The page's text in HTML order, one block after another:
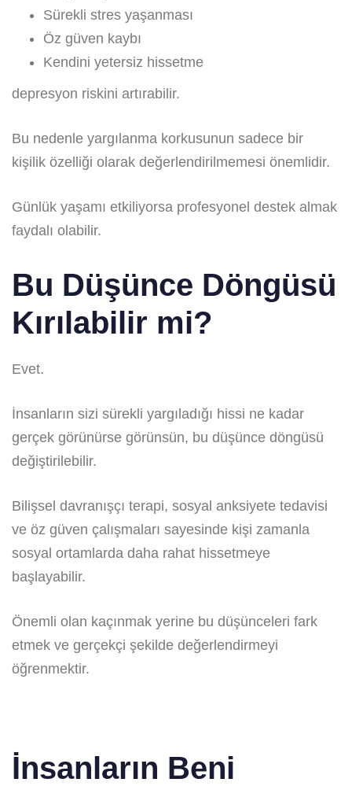
Sürekli stres yaşanması
Öz güven kaybı
Kendini yetersiz hissetme
depresyon riskini artırabilir.
Bu nedenle yargılanma korkusunun sadece bir
kişilik özelliği olarak değerlendirilmemesi önemlidir.
Günlük yaşamı etkiliyorsa profesyonel destek almak
faydalı olabilir.
Bu Düşünce Döngüsü
Kırılabilir mi?
Evet.
İnsanların sizi sürekli yargıladığı hissi ne kadar
gerçek görünürse görünsün, bu düşünce döngüsü
değiştirilebilir.
Bilişsel davranışçı terapi, sosyal anksiyete tedavisi
ve öz güven çalışmaları sayesinde kişi zamanla
sosyal ortamlarda daha rahat hissetmeye
başlayabilir.
Önemli olan kaçınmak yerine bu düşünceleri fark
etmek ve gerçekçi şekilde değerlendirmeyi
öğrenmektir.
İnsanların Beni